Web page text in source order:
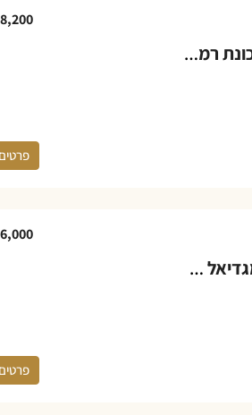
דופלקס גג להשכרה בהוד השרון בשכונת רמתיים
דירה להשכרה בהוד השרון בשכונת מגדיאל ברחוב פדויים